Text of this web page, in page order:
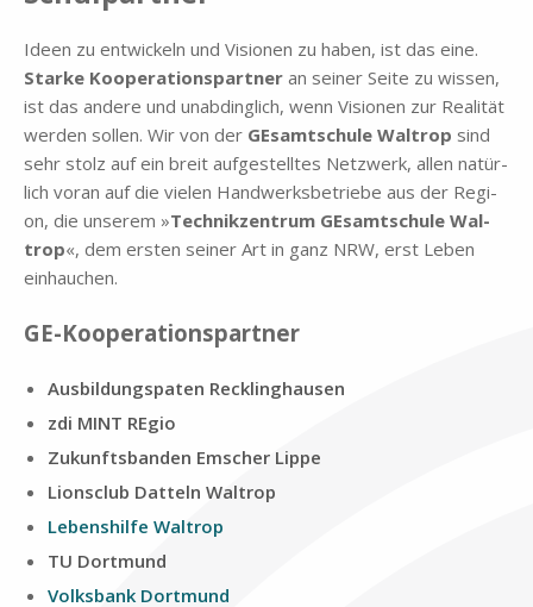
Ideen zu ent­wickeln und Vi­sio­nen zu ha­ben, ist das eine.
Star­ke Ko­ope­ra­ti­ons­part­ner an sei­ner Sei­te zu wis­sen,
ist das an­de­re und un­ab­ding­lich, wenn Vi­sio­nen zur Rea­li­tät
wer­den sol­len. Wir von der GE­samt­schu­le Wal­trop sind
sehr stolz auf ein breit auf­ge­stell­tes Netz­werk, al­len na­tür­
lich vor­an auf die vie­len Hand­werks­be­trie­be aus der Re­gi­
on, die un­se­rem »Tech­nik­zen­trum GE­samt­schu­le Wal­
trop«, dem er­sten sei­ner Art in ganz NRW, erst Le­ben
ein­hau­chen.
GE-Ko­ope­ra­ti­ons­part­ner
Aus­bil­dungs­pa­ten Reck­ling­hau­sen
zdi MINT RE­gio
Zu­kunfts­ban­den Em­scher Lip­pe
Li­ons­club Dat­teln Wal­trop
Le­bens­hil­fe Wal­trop
TU Dort­mund
Volks­bank Dort­mund